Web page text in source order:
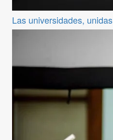
Las universidades, unidas